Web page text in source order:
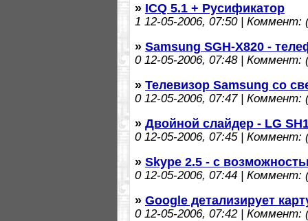
» ICQ 5.1 + Русификатор
1 12-05-2006, 07:50 | Коммент:
» Samsung SGH-X820 -
012-05-2006, 07:48 | Коммент:
» Телевизор Samsung со
012-05-2006, 07:47 | Коммент:
» Двойной слайдер - LG
012-05-2006, 07:45 | Коммент:
» Skype 2.5 - с
012-05-2006, 07:44 | Коммент:
» Google детализирует
012-05-2006, 07:42 | Коммент: